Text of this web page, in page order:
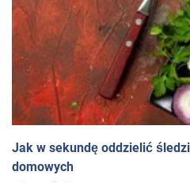
Jak w sekundę oddzielić
domowych